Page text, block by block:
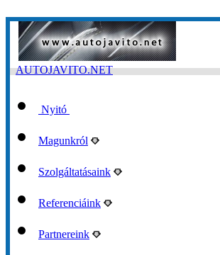
AUTOJAVITO.NET
Nyitó
Magunkról
Szolgáltatásaink
Referenciáink
Partnereink